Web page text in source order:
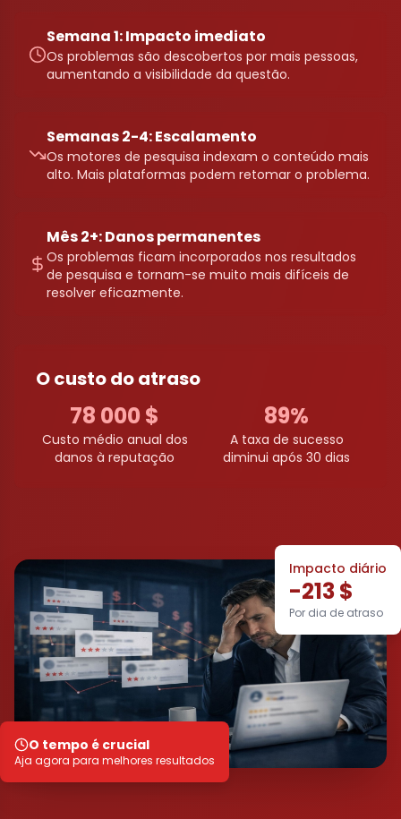
Semana 1: Impacto imediato
Os problemas são descobertos por mais pessoas,
aumentando a visibilidade da questão.
Semanas 2-4: Escalamento
Os motores de pesquisa indexam o conteúdo mais
alto. Mais plataformas podem retomar o problema.
Mês 2+: Danos permanentes
Os problemas ficam incorporados nos resultados
de pesquisa e tornam-se muito mais difíceis de
resolver eficazmente.
O custo do atraso
78 000 $
Custo médio anual dos
danos à reputação
89%
A taxa de sucesso
diminui após 30 dias
Impacto diário
-213 $
Por dia de atraso
O tempo é crucial
Aja agora para melhores resultados